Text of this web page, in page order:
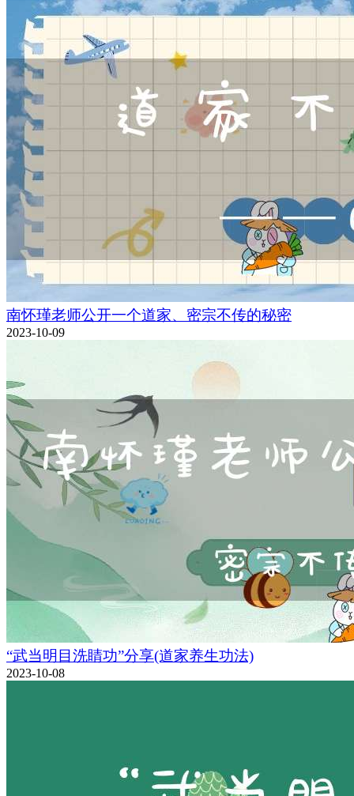
南怀瑾老师公开一个道家、密宗不传的秘密
2023-10-09
“武当明目洗睛功”分享(道家养生功法)
2023-10-08